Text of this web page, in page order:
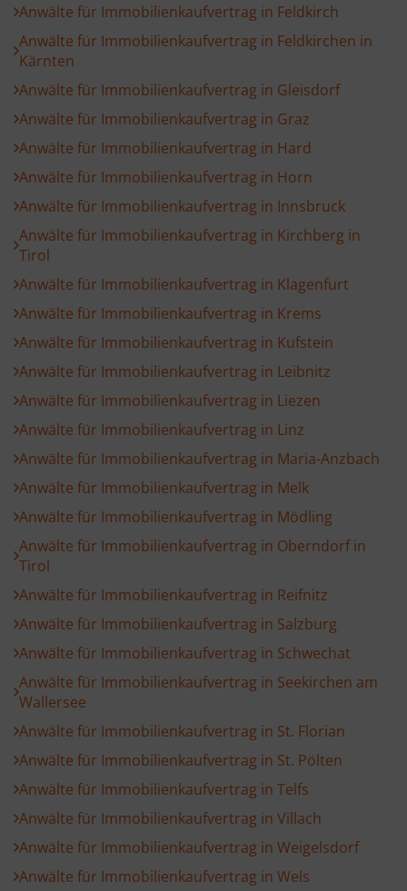
Anwälte für Immobilienkaufvertrag in Feldkirch
Anwälte für Immobilienkaufvertrag in Feldkirchen in
Kärnten
Anwälte für Immobilienkaufvertrag in Gleisdorf
Anwälte für Immobilienkaufvertrag in Graz
Anwälte für Immobilienkaufvertrag in Hard
Anwälte für Immobilienkaufvertrag in Horn
Anwälte für Immobilienkaufvertrag in Innsbruck
Anwälte für Immobilienkaufvertrag in Kirchberg in
Tirol
Anwälte für Immobilienkaufvertrag in Klagenfurt
Anwälte für Immobilienkaufvertrag in Krems
Anwälte für Immobilienkaufvertrag in Kufstein
Anwälte für Immobilienkaufvertrag in Leibnitz
Anwälte für Immobilienkaufvertrag in Liezen
Anwälte für Immobilienkaufvertrag in Linz
Anwälte für Immobilienkaufvertrag in Maria-Anzbach
Anwälte für Immobilienkaufvertrag in Melk
Anwälte für Immobilienkaufvertrag in Mödling
Anwälte für Immobilienkaufvertrag in Oberndorf in
Tirol
Anwälte für Immobilienkaufvertrag in Reifnitz
Anwälte für Immobilienkaufvertrag in Salzburg
Anwälte für Immobilienkaufvertrag in Schwechat
Anwälte für Immobilienkaufvertrag in Seekirchen am
Wallersee
Anwälte für Immobilienkaufvertrag in St. Florian
Anwälte für Immobilienkaufvertrag in St. Pölten
Anwälte für Immobilienkaufvertrag in Telfs
Anwälte für Immobilienkaufvertrag in Villach
Anwälte für Immobilienkaufvertrag in Weigelsdorf
Anwälte für Immobilienkaufvertrag in Wels